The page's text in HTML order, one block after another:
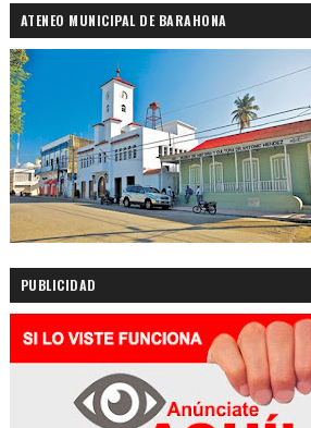
ATENEO MUNICIPAL DE BARAHONA
PUBLICIDAD